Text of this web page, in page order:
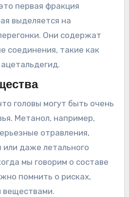
первая фракция
выделяется на
Они содержат
соединения, такие как
головы могут быть очень
Метанол, например,
отравления,
или даже летального
мы говорим о составе
помнить о рисках,
веществами.